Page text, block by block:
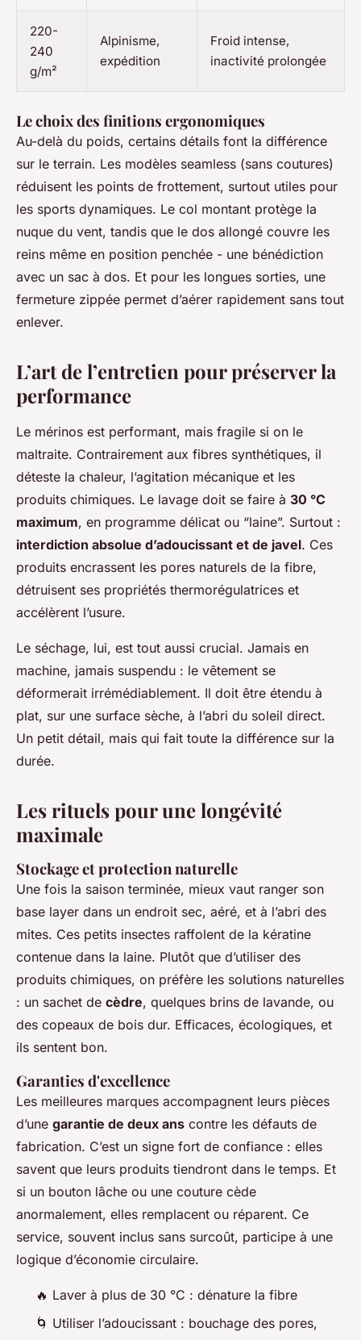
220-
240
g/m²
Alpinisme,
expédition
Froid intense,
inactivité prolongée
Le choix des finitions ergonomiques
Au-delà du poids, certains détails font la différence
sur le terrain. Les modèles seamless (sans coutures)
réduisent les points de frottement, surtout utiles pour
les sports dynamiques. Le col montant protège la
nuque du vent, tandis que le dos allongé couvre les
reins même en position penchée - une bénédiction
avec un sac à dos. Et pour les longues sorties, une
fermeture zippée permet d’aérer rapidement sans tout
enlever.
L’art de l’entretien pour préserver la
performance
Le mérinos est performant, mais fragile si on le
maltraite. Contrairement aux fibres synthétiques, il
déteste la chaleur, l’agitation mécanique et les
produits chimiques. Le lavage doit se faire à 30 °C
maximum, en programme délicat ou “laine”. Surtout :
interdiction absolue d’adoucissant et de javel. Ces
produits encrassent les pores naturels de la fibre,
détruisent ses propriétés thermorégulatrices et
accélèrent l’usure.
Le séchage, lui, est tout aussi crucial. Jamais en
machine, jamais suspendu : le vêtement se
déformerait irrémédiablement. Il doit être étendu à
plat, sur une surface sèche, à l’abri du soleil direct.
Un petit détail, mais qui fait toute la différence sur la
durée.
Les rituels pour une longévité
maximale
Stockage et protection naturelle
Une fois la saison terminée, mieux vaut ranger son
base layer dans un endroit sec, aéré, et à l’abri des
mites. Ces petits insectes raffolent de la kératine
contenue dans la laine. Plutôt que d’utiliser des
produits chimiques, on préfère les solutions naturelles
: un sachet de cèdre, quelques brins de lavande, ou
des copeaux de bois dur. Efficaces, écologiques, et
ils sentent bon.
Garanties d'excellence
Les meilleures marques accompagnent leurs pièces
d’une garantie de deux ans contre les défauts de
fabrication. C’est un signe fort de confiance : elles
savent que leurs produits tiendront dans le temps. Et
si un bouton lâche ou une couture cède
anormalement, elles remplacent ou réparent. Ce
service, souvent inclus sans surcoût, participe à une
logique d’économie circulaire.
🔥 Laver à plus de 30 °C : dénature la fibre
🌀 Utiliser l’adoucissant : bouchage des pores,